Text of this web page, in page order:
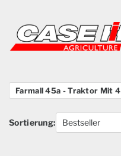
Farmall 45a - Traktor Mit
Sortierung: